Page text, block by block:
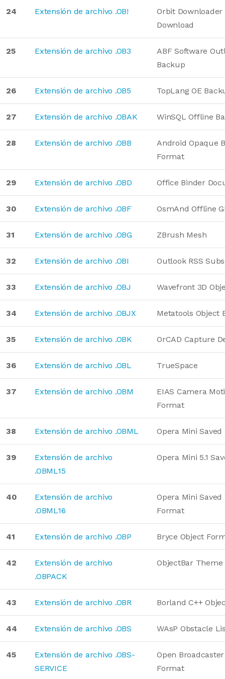
24 Extensión de archivo .OB!
Orbit
Download
25 Extensión de archivo .OB3
ABF Software
Backup
26 Extensión de archivo .OB5 TopLang OE
27 Extensión de archivo .OBAK WinSQL Offline
28 Extensión de archivo .OBB
Android Opaque
Format
29 Extensión de archivo .OBD Office Binder
30 Extensión de archivo .OBF OsmAnd Offline
31 Extensión de archivo .OBG ZBrush Mesh
32 Extensión de archivo .OBI Outlook RSS
33 Extensión de archivo .OBJ Wavefront 3D
34 Extensión de archivo .OBJX Metatools Object
35 Extensión de archivo .OBK OrCAD Capture
36 Extensión de archivo .OBL TrueSpace
37 Extensión de archivo .OBM
EIAS Camera
Format
38 Extensión de archivo .OBML Opera Mini Saved
39
Extensión de archivo
.OBML15
Opera Mini 5.1
40
Extensión de archivo
.OBML16
Opera Mini Saved
Format
41 Extensión de archivo .OBP Bryce Object
42
Extensión de archivo
.OBPACK
ObjectBar Theme
43 Extensión de archivo .OBR Borland C++
44 Extensión de archivo .OBS WAsP Obstacle
45
Extensión de archivo .OBS-
SERVICE
Open
Format